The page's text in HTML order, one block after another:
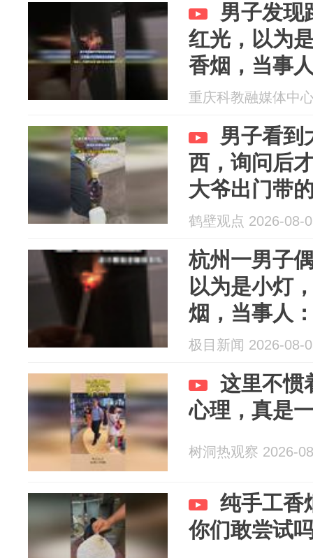
男子发现
红光，以为
香烟，当事
电力公司也
重庆科教融媒体中
男子看到
西，询问后
大爷出门带
鹤壁观点 2026-08-
杭州一男子
以为是小灯
烟，当事人
力公司也已
极目新闻 2026-08-
这里不惯
心理，真是
树洞热观察 2026-
纯手工香
你们敢尝试